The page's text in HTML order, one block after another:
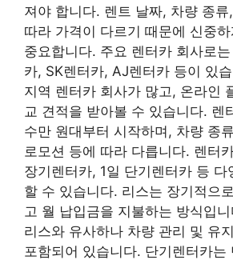
져야 합니다. 렌트 날짜, 차량 종류
따라 가격이 다르기 때문에 신중
중요합니다. 주요 렌터카 회사로
카, SK렌터카, AJ렌터카 등이 있
지역 렌터카 회사가 많고, 온라인
교 견적을 받아볼 수 있습니다. 렌
수만 원대부터 시작하며, 차량 종
로모션 등에 따라 다릅니다. 렌터
장기렌터카, 1일 단기렌터카 등 다
할 수 있습니다. 리스는 장기적으
고 월 납입금을 지불하는 방식입
리스와 유사하나 차량 관리 및 유
포함되어 있습니다. 단기렌터카는